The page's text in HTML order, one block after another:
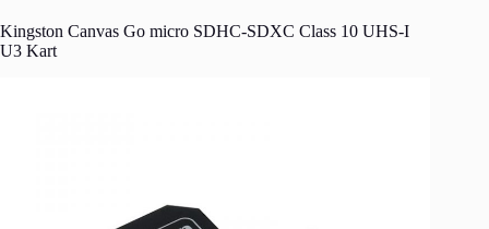
Kingston Canvas Go micro SDHC-SDXC Class 10 UHS-I
U3 Kart